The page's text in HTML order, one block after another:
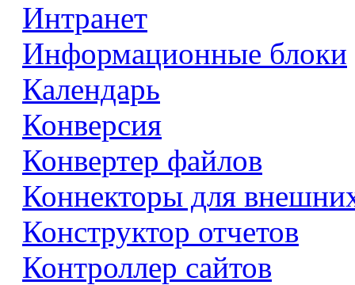
Интранет
Информационные блоки
Календарь
Конверсия
Конвертер файлов
Коннекторы для
Конструктор отчетов
Контроллер сайтов